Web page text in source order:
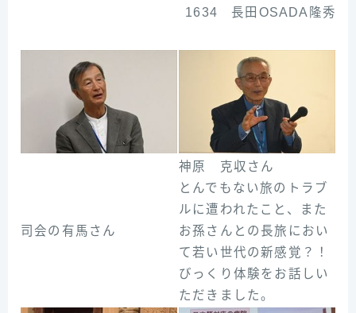
1634 長田OSADA隆秀
司会の有馬さん
神原 克収さん
とんでもない旅のトラブ
ルに遭われたこと、また
お孫さんとの長旅におい
て若い世代の新感覚？！
びっくり体験をお話しい
ただきました。